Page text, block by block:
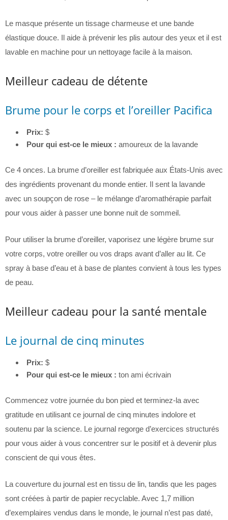
Le masque présente un tissage charmeuse et une bande
élastique douce. Il aide à prévenir les plis autour des yeux et il est
lavable en machine pour un nettoyage facile à la maison.
Meilleur cadeau de détente
Brume pour le corps et l’oreiller Pacifica
Prix: $
Pour qui est-ce le mieux : amoureux de la lavande
Ce 4 onces. La brume d’oreiller est fabriquée aux États-Unis avec
des ingrédients provenant du monde entier. Il sent la lavande
avec un soupçon de rose – le mélange d’aromathérapie parfait
pour vous aider à passer une bonne nuit de sommeil.
Pour utiliser la brume d’oreiller, vaporisez une légère brume sur
votre corps, votre oreiller ou vos draps avant d’aller au lit. Ce
spray à base d’eau et à base de plantes convient à tous les types
de peau.
Meilleur cadeau pour la santé mentale
Le journal de cinq minutes
Prix: $
Pour qui est-ce le mieux : ton ami écrivain
Commencez votre journée du bon pied et terminez-la avec
gratitude en utilisant ce journal de cinq minutes indolore et
soutenu par la science. Le journal regorge d’exercices structurés
pour vous aider à vous concentrer sur le positif et à devenir plus
conscient de qui vous êtes.
La couverture du journal est en tissu de lin, tandis que les pages
sont créées à partir de papier recyclable. Avec 1,7 million
d’exemplaires vendus dans le monde, le journal n’est pas daté,